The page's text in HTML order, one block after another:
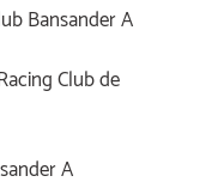
Bansander A
Club de
A